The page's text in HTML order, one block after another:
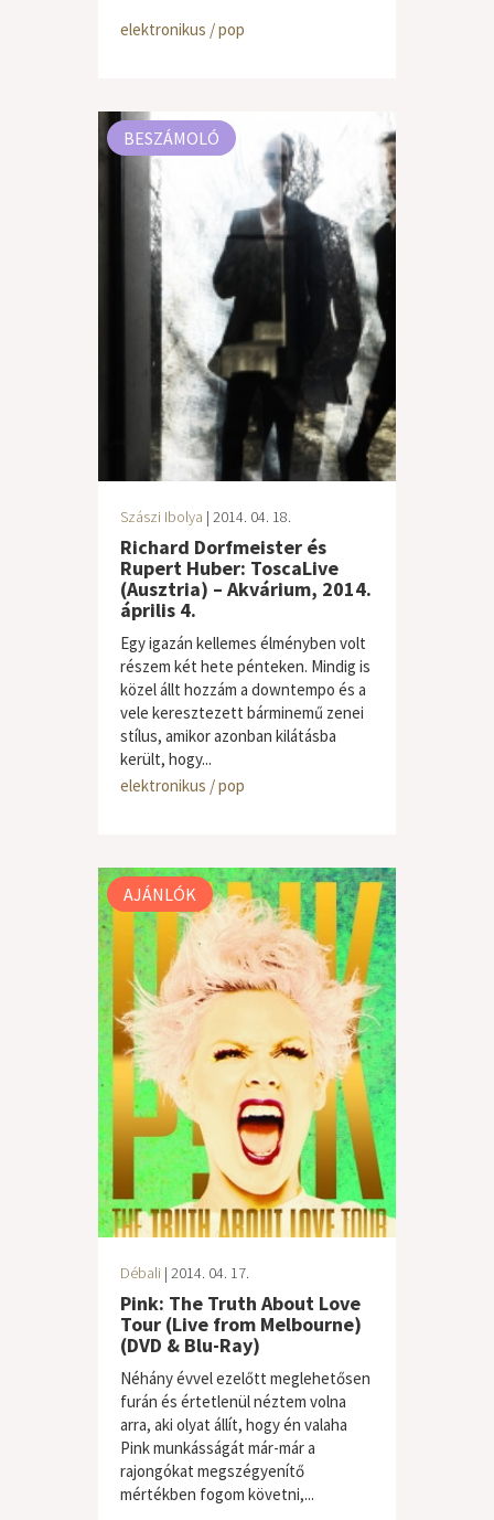
elektronikus / pop
BESZÁMOLÓ
Szászi Ibolya | 2014. 04. 18.
Richard Dorfmeister és
Rupert Huber: ToscaLive
(Ausztria) – Akvárium, 2014.
április 4.
Egy igazán kellemes élményben volt
részem két hete pénteken. Mindig is
közel állt hozzám a downtempo és a
vele keresztezett bárminemű zenei
stílus, amikor azonban kilátásba
került, hogy...
elektronikus / pop
AJÁNLÓK
Débali | 2014. 04. 17.
Pink: The Truth About Love
Tour (Live from Melbourne)
(DVD & Blu-Ray)
Néhány évvel ezelőtt meglehetősen
furán és értetlenül néztem volna
arra, aki olyat állít, hogy én valaha
Pink munkásságát már-már a
rajongókat megszégyenítő
mértékben fogom követni,...